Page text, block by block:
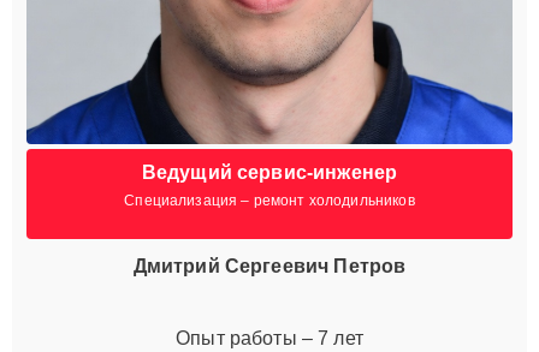
Ведущий сервис-инженер
Специализация – ремонт холодильников
Дмитрий Сергеевич Петров
Опыт работы – 7 лет